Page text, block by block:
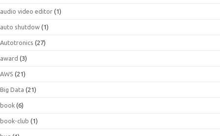
audio video editor (1)
auto shutdow (1)
Autotronics (27)
award (3)
AWS (21)
Big Data (21)
book (6)
book-club (1)